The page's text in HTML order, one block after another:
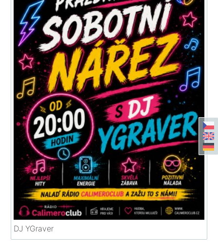
DJ YGraver